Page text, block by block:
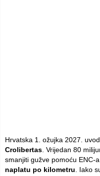
Hrvatska 1. ožujka 2027.
Crolibertas . Vrijedan 80
smanjiti gužve pomoću ENC-
naplatu po kilometru . Iako